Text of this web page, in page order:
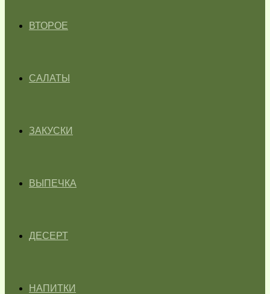
ВТОРОЕ
САЛАТЫ
ЗАКУСКИ
ВЫПЕЧКА
ДЕСЕРТ
НАПИТКИ